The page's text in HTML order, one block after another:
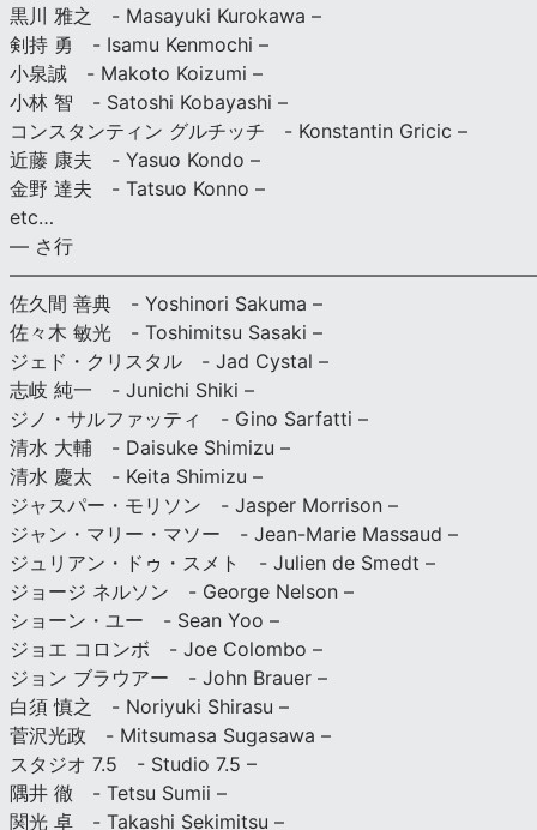
黒川 雅之 - Masayuki Kurokawa –
剣持 勇 - Isamu Kenmochi –
小泉誠 - Makoto Koizumi –
小林 智 - Satoshi Kobayashi –
コンスタンティン グルチッチ - Konstantin Gricic –
近藤 康夫 - Yasuo Kondo –
金野 達夫 - Tatsuo Konno –
etc…
— さ行
佐久間 善典 - Yoshinori Sakuma –
佐々木 敏光 - Toshimitsu Sasaki –
ジェド・クリスタル - Jad Cystal –
志岐 純一 - Junichi Shiki –
ジノ・サルファッティ - Gino Sarfatti –
清水 大輔 - Daisuke Shimizu –
清水 慶太 - Keita Shimizu –
ジャスパー・モリソン - Jasper Morrison –
ジャン・マリー・マソー - Jean-Marie Massaud –
ジュリアン・ドゥ・スメト - Julien de Smedt –
ジョージ ネルソン - George Nelson –
ショーン・ユー - Sean Yoo –
ジョエ コロンボ - Joe Colombo –
ジョン ブラウアー - John Brauer –
白須 慎之 - Noriyuki Shirasu –
菅沢光政 - Mitsumasa Sugasawa –
スタジオ 7.5 - Studio 7.5 –
隅井 徹 - Tetsu Sumii –
関光 卓 - Takashi Sekimitsu –